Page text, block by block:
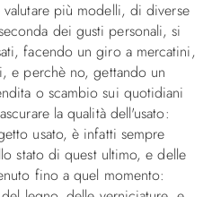
più modelli, di diverse
dei gusti personali, si
facendo un giro a mercatini,
e perchè no, gettando un
o scambio sui quotidiani
la qualità dell'usato:
usato, è infatti sempre
stato di quest ultimo, e delle
fino a quel momento: